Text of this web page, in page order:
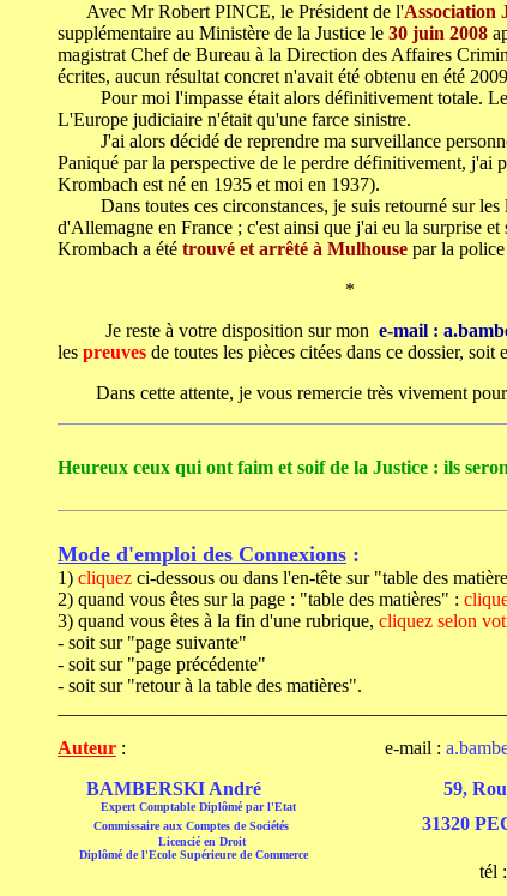
Avec Mr Robert PINCE, le Président de l'Association
supplémentaire au Ministère de la Justice le 30 juin 2008
magistrat Chef de Bureau à la Direction des Affaires
écrites, aucun résultat concret n'avait été obtenu en été
Pour moi l'impasse était alors définitivement totale. Le
L'Europe judiciaire n'était qu'une farce sinistre.
J'ai alors décidé de reprendre ma surveillance
Paniqué par la perspective de le perdre définitivement, j'ai
Krombach est né en 1935 et moi en 1937).
Dans toutes ces circonstances, je suis retourné sur les
d'Allemagne en France ; c'est ainsi que j'ai eu la surprise
Krombach a été trouvé et arrêté à Mulhouse par la
*
Je reste à votre disposition sur mon e-mail :
les preuves de toutes les pièces citées dans ce dossier,
Dans cette attente, je vous remercie très vivement pour
Heureux ceux qui ont faim et soif de la Justice : ils
Mode d'emploi des Connexions :
1) cliquez ci-dessous ou dans l'en-tête sur "table des
2) quand vous êtes sur la page : "table des matières" :
3) quand vous êtes à la fin d'une rubrique, cliquez selon
- soit sur "page suivante"
- soit sur "page précédente"
- soit sur "retour à la table des matières".
Auteur : e-mail :
BAMBERSKI André 59, Route
Expert Comptable Diplômé par l'Etat
Commissaire aux Comptes de Sociétés 31320
Licencié en Droit
Diplômé de l'Ecole Supérieure de Commerce
tél :